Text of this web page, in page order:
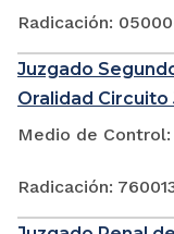
Radicación:
Juzgado
Oralidad Circuito
Medio de
Radicación: